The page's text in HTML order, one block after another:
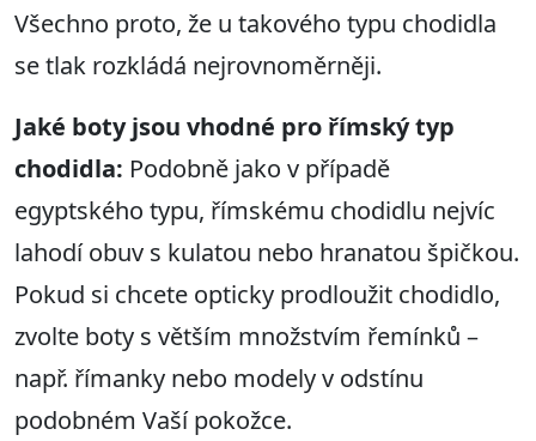
Všechno proto, že u takového typu chodidla
se tlak rozkládá nejrovnoměrněji.
Jaké boty jsou vhodné pro římský typ
chodidla: Podobně jako v případě
egyptského typu, římskému chodidlu nejvíc
lahodí obuv s kulatou nebo hranatou špičkou.
Pokud si chcete opticky prodloužit chodidlo,
zvolte boty s větším množstvím řemínků –
např. římanky nebo modely v odstínu
podobném Vaší pokožce.